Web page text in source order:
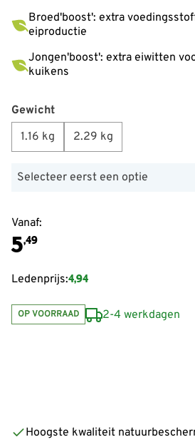
Broed'boost': extra
eiproductie
Jongen'boost': extra eiwitten
kuikens
Gewicht
1.16 kg
2.29 kg
Selecteer eerst een optie
Vanaf:
5,49
Ledenprijs:4,94
OP VOORRAAD 2-4 werkdagen
Hoogste kwaliteit